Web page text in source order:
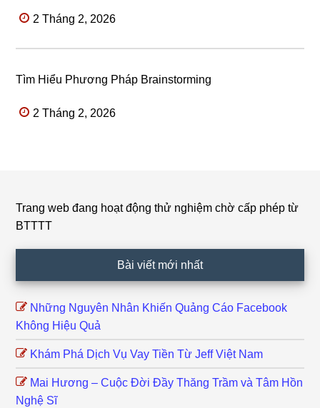
2 Tháng 2, 2026
Tìm Hiểu Phương Pháp Brainstorming
2 Tháng 2, 2026
Footer
Trang web đang hoạt động thử nghiệm chờ cấp phép từ
BTTTT
Bài viết mới nhất
Những Nguyên Nhân Khiến Quảng Cáo Facebook
Không Hiệu Quả
Khám Phá Dịch Vụ Vay Tiền Từ Jeff Việt Nam
Mai Hương – Cuộc Đời Đầy Thăng Trầm và Tâm Hồn
Nghệ Sĩ